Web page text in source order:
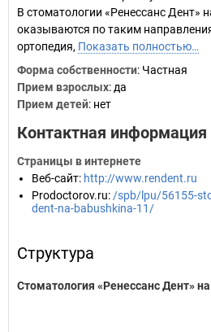
В стоматологии «Ренессанс Дент»
оказываются по таким
ортопедия, Показать полностью…
Форма собственности: Частная
Прием взрослых: да
Прием детей: нет
Контактная информация
Страницы в интернете
Веб-сайт: http://www.rendent.ru
Prodoctorov.ru: /spb/lpu/56155-
dent-na-babushkina-11/
Структура
Стоматология «Ренессанс Дент»